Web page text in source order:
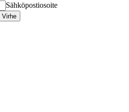
Sähköpostiosoite
Virhe